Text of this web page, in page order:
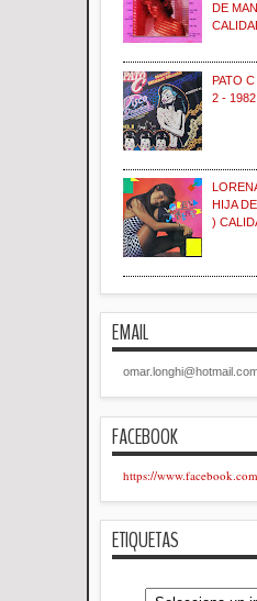
DE
PATO
2 - 1982
HIJA
)
EMAIL
FACEBOOK
https://
ETIQUETAS